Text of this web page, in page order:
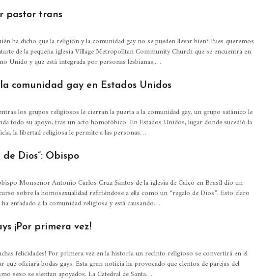
pastor trans
ha dicho que la religión y la comunidad gay no se pueden llevar bien? Pues queremos
de la pequeña iglesia Village Metropolitan Community Church que se encuentra en
Unido y que está integrada por personas lesbianas,…
comunidad gay en Estados Unidos
los grupos religiosos le cierran la puerta a la comunidad gay, un grupo satánico le
todo su apoyo, tras un acto homofóbico. En Estados Unidos, lugar donde sucedió la
la libertad religiosa le permite a las personas…
Dios”: Obispo
Monseñor Antonio Carlos Cruz Santos de la iglesia de Caicó en Brasil dio un
sobre la homosexualidad refiriéndose a ella como un “regalo de Dios”. Esto claro
ha enfadado a la comunidad religiosa y está causando…
¡Por primera vez!
felicidades! Por primera vez en la historia un recinto religioso se convertirá en el
que oficiará bodas gays. Esta gran noticia ha provocado que cientos de parejas del
sexo se sientan apoyados. La Catedral de Santa…